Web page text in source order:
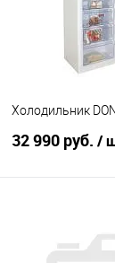
Холодильник
32 990 руб. /
Купить в 1 клик